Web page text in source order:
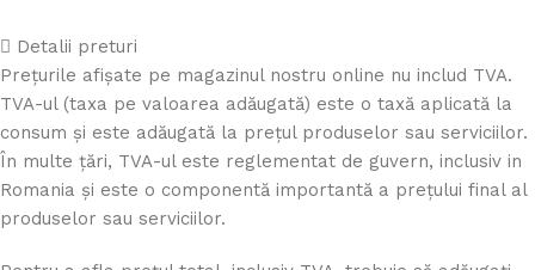
Detalii preturi
Prețurile afișate pe magazinul nostru online nu includ TVA.
TVA-ul (taxa pe valoarea adăugată) este o taxă aplicată la
consum și este adăugată la prețul produselor sau serviciilor.
În multe țări, TVA-ul este reglementat de guvern, inclusiv in
Romania și este o componentă importantă a prețului final al
produselor sau serviciilor.